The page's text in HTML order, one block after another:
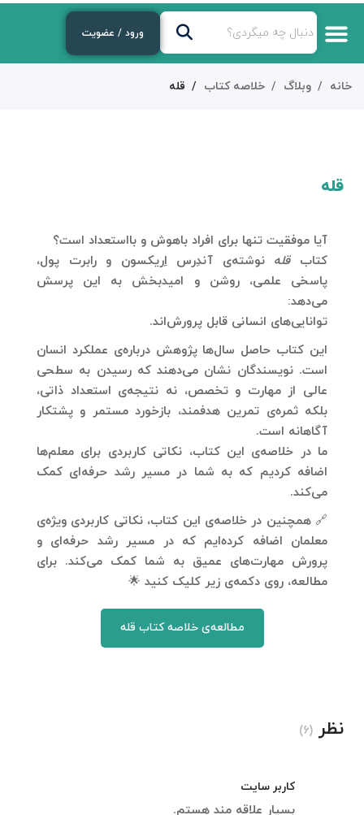
ورود / عضویت
خانه وبلاگ خلاصه کتاب قله
قله
آیا موفقیت تنها برای افراد باهوش و بااستعداد است؟
کتابقله نوشته‌ی آندِرس اِریکسون ورابرت پول،
پاسخی علمی، روشن و امیدبخش به این پرسش
می‌دهد:
توانایی‌های انسانی قابل پرورش‌اند.
این کتاب حاصل سال‌ها پژوهش درباره‌ی عملکرد انسان
است. نویسندگان نشان می‌دهند که رسیدن به سطحی
عالی از مهارت و تخصص، نه نتیجه‌ی استعداد ذاتی،
بلکه ثمره‌ی تمرین هدفمند، بازخورد مستمر و پشتکار
آگاهانه است.
ما در خلاصه‌ی این کتاب، نکاتی کاربردی برای معلم‌ها
اضافه کردیم که به شما در مسیر رشد حرفه‌ای کمک
می‌کند.
🔗 همچنین در خلاصه‌ی این کتاب، نکاتی کاربردی ویژه‌ی
معلمان اضافه کرده‌ایم که در مسیر رشد حرفه‌ای و
پرورش مهارت‌های عمیق به شما کمک می‌کند. برای
مطالعه، روی دکمه‌ی زیر کلیک کنید 🌟
مطالعه‌ی خلاصه کتاب قله
نظر (6)
کاربر سایت
بسیار علاقه مند هستم.